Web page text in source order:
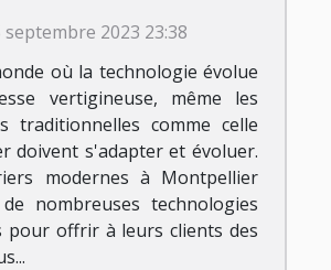
septembre 2023 23:38
où la technologie évolue
vertigineuse, même les
traditionnelles comme celle
doivent s'adapter et évoluer.
modernes à Montpellier
nombreuses technologies
pour offrir à leurs clients des